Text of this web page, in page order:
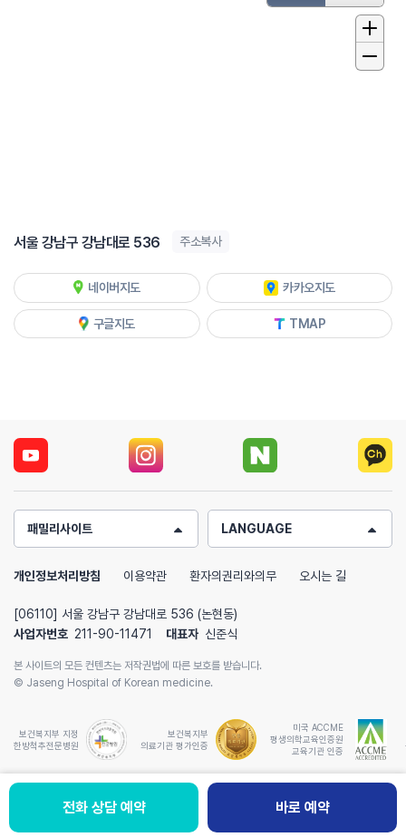
전화 상담예약 바로 예약
서울 강남구 강남대로 536 주소복사
네이버지도 카카오지도
구글지도 TMAP
패밀리사이트 LANGUAGE
개인정보처리방침 이용약관 환자의권리와의무 오시는 길
[06110] 서울 강남구 강남대로 536 (논현동)
사업자번호 211-90-11471 대표자 신준식
본 사이트의 모든 컨텐츠는 저작권법에 따른 보호를 받습니다.
© Jaseng Hospital of Korean medicine.
보건복지부 지정
한방척추전문병원
보건복지부
의료기관 평가인증
미국 ACCME
평생의학교육인증원
교육기관 인증
전화 상담 예약 바로 예약